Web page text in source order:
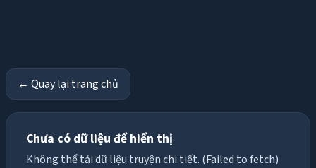
← Quay lại trang chủ
Chưa có dữ liệu để hiển thị
Không thể tải dữ liệu truyện chi tiết. (Failed to fetch)